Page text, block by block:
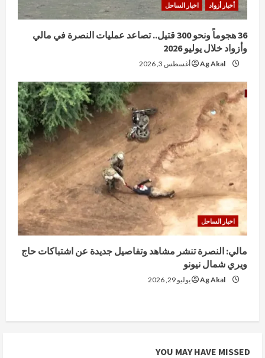
أخبار أزواد اخبار الساحل
36 هجوماً ونحو 300 قتيل.. تصاعد عمليات النصرة في مالي
وأزواد خلال يوليو 2026
Ag Akal أغسطس 3, 2026
اخبار الساحل
مالي: النصرة تنشر مشاهد وتفاصيل جديدة عن اشتباكات حاج
ويري شمال نيونو
Ag Akal يوليو 29, 2026
YOU MAY HAVE MISSED